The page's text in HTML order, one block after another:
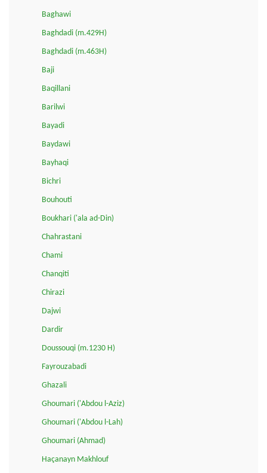
Baghawi
Baghdadi (m.429H)
Baghdadi (m.463H)
Baji
Baqillani
Barilwi
Bayadi
Baydawi
Bayhaqi
Bichri
Bouhouti
Boukhari ('ala ad-Din)
Chahrastani
Chami
Chanqiti
Chirazi
Dajwi
Dardir
Doussouqi (m.1230 H)
Fayrouzabadi
Ghazali
Ghoumari ('Abdou l-Aziz)
Ghoumari ('Abdou l-Lah)
Ghoumari (Ahmad)
Haçanayn Makhlouf